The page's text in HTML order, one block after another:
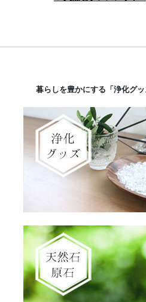
暮らしを豊かにする「浄化グッ